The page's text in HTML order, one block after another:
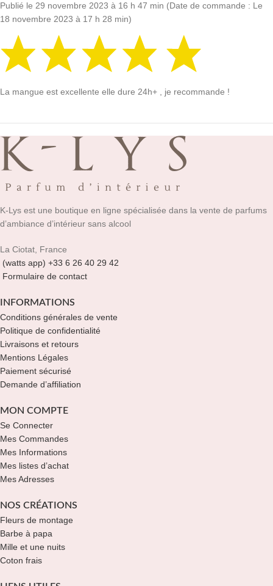
Publié le 29 novembre 2023 à 16 h 47 min (Date de commande : Le
18 novembre 2023 à 17 h 28 min)
La mangue est excellente elle dure 24h+ , je recommande !
K-Lys est une boutique en ligne spécialisée dans la vente de parfums
d’ambiance d’intérieur sans alcool
La Ciotat, France
(watts app) +33 6 26 40 29 42
Formulaire de contact
INFORMATIONS
Conditions générales de vente
Politique de confidentialité
Livraisons et retours
Mentions Légales
Paiement sécurisé
Demande d’affiliation
MON COMPTE
Se Connecter
Mes Commandes
Mes Informations
Mes listes d’achat
Mes Adresses
NOS CRÉATIONS
Fleurs de montage
Barbe à papa
Mille et une nuits
Coton frais